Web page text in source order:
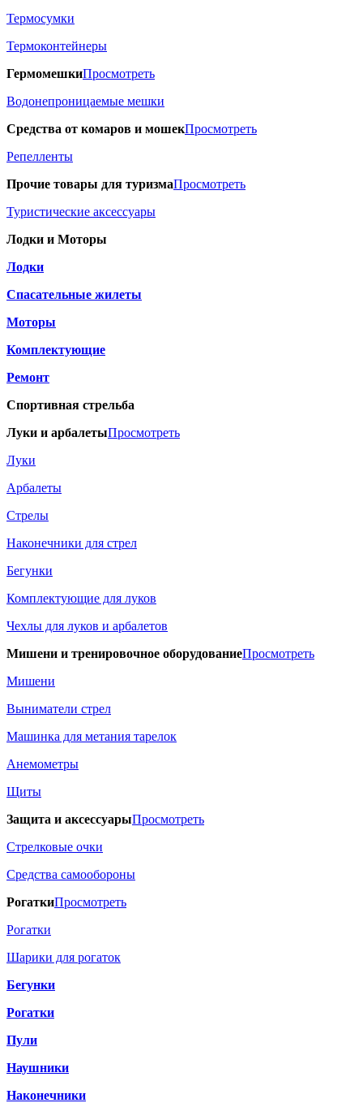
Термосумки
Термоконтейнеры
ГермомешкиПросмотреть
Водонепроницаемые мешки
Средства от комаров и мошекПросмотреть
Репелленты
Прочие товары для туризмаПросмотреть
Туристические аксессуары
Лодки и Моторы
Лодки
Спасательные жилеты
Моторы
Комплектующие
Ремонт
Спортивная стрельба
Луки и арбалетыПросмотреть
Луки
Арбалеты
Стрелы
Наконечники для стрел
Бегунки
Комплектующие для луков
Чехлы для луков и арбалетов
Мишени и тренировочное оборудованиеПросмотреть
Мишени
Выниматели стрел
Машинка для метания тарелок
Анемометры
Щиты
Защита и аксессуарыПросмотреть
Стрелковые очки
Средства самообороны
РогаткиПросмотреть
Рогатки
Шарики для рогаток
Бегунки
Рогатки
Пули
Наушники
Наконечники